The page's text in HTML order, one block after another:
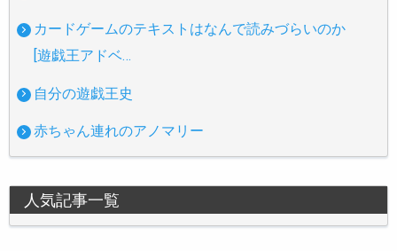
カードゲームのテキストはなんで読みづらいのか
[遊戯王アドベ…
自分の遊戯王史
赤ちゃん連れのアノマリー
人気記事一覧